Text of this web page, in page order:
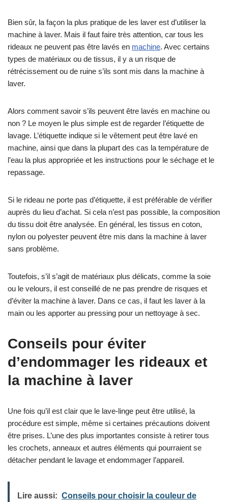
Bien sûr, la façon la plus pratique de les laver est d’utiliser la
machine à laver. Mais il faut faire très attention, car tous les
rideaux ne peuvent pas être lavés en machine. Avec certains
types de matériaux ou de tissus, il y a un risque de
rétrécissement ou de ruine s’ils sont mis dans la machine à
laver.
Alors comment savoir s’ils peuvent être lavés en machine ou
non ? Le moyen le plus simple est de regarder l’étiquette de
lavage. L’étiquette indique si le vêtement peut être lavé en
machine, ainsi que dans la plupart des cas la température de
l’eau la plus appropriée et les instructions pour le séchage et le
repassage.
Si le rideau ne porte pas d’étiquette, il est préférable de vérifier
auprès du lieu d’achat. Si cela n’est pas possible, la composition
du tissu doit être analysée. En général, les tissus en coton,
nylon ou polyester peuvent être mis dans la machine à laver
sans problème.
Toutefois, s’il s’agit de matériaux plus délicats, comme la soie
ou le velours, il est conseillé de ne pas prendre de risques et
d’éviter la machine à laver. Dans ce cas, il faut les laver à la
main ou les apporter au pressing pour un nettoyage à sec.
Conseils pour éviter
d’endommager les rideaux et
la machine à laver
Une fois qu’il est clair que le lave-linge peut être utilisé, la
procédure est simple, même si certaines précautions doivent
être prises. L’une des plus importantes consiste à retirer tous
les crochets, anneaux et autres éléments qui pourraient se
détacher pendant le lavage et endommager l’appareil.
Lire aussi: Conseils pour choisir la couleur de